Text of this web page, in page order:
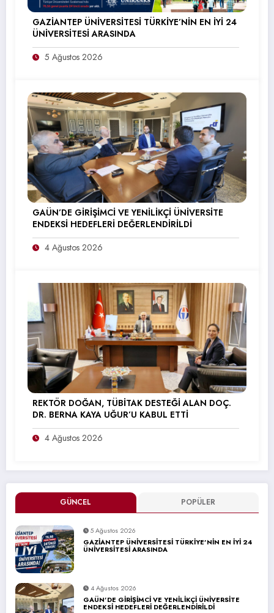
GÜNCEL POPÜLER
5 Ağustos 2026
GAZİANTEP ÜNİVERSİTESİ TÜRKİYE’NİN EN İYİ 24
ÜNİVERSİTESİ ARASINDA
4 Ağustos 2026
GAÜN’DE GİRİŞİMCİ VE YENİLİKÇİ ÜNİVERSİTE
ENDEKSİ HEDEFLERİ DEĞERLENDİRİLDİ
GAZİANTEP ÜNİVERSİTESİ TÜRKİYE’NİN EN İYİ 24
ÜNİVERSİTESİ ARASINDA
5 Ağustos 2026
GAÜN’DE GİRİŞİMCİ VE YENİLİKÇİ ÜNİVERSİTE
ENDEKSİ HEDEFLERİ DEĞERLENDİRİLDİ
4 Ağustos 2026
REKTÖR DOĞAN, TÜBİTAK DESTEĞİ ALAN DOÇ.
DR. BERNA KAYA UĞUR’U KABUL ETTİ
4 Ağustos 2026